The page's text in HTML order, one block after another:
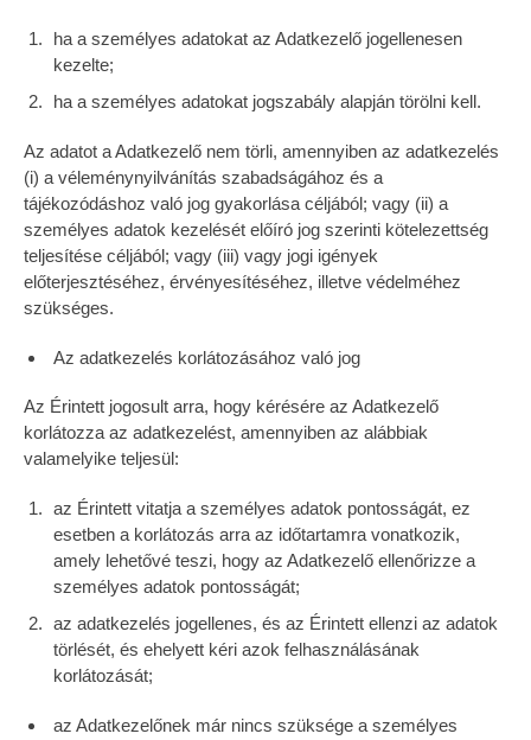
ha a személyes adatokat az Adatkezelő jogellenesen
kezelte;
ha a személyes adatokat jogszabály alapján törölni kell.
Az adatot a Adatkezelő nem törli, amennyiben az adatkezelés
(i) a véleménynyilvánítás szabadságához és a
tájékozódáshoz való jog gyakorlása céljából; vagy (ii) a
személyes adatok kezelését előíró jog szerinti kötelezettség
teljesítése céljából; vagy (iii) vagy jogi igények
előterjesztéséhez, érvényesítéséhez, illetve védelméhez
szükséges.
Az adatkezelés korlátozásához való jog
Az Érintett jogosult arra, hogy kérésére az Adatkezelő
korlátozza az adatkezelést, amennyiben az alábbiak
valamelyike teljesül:
az Érintett vitatja a személyes adatok pontosságát, ez
esetben a korlátozás arra az időtartamra vonatkozik,
amely lehetővé teszi, hogy az Adatkezelő ellenőrizze a
személyes adatok pontosságát;
az adatkezelés jogellenes, és az Érintett ellenzi az adatok
törlését, és ehelyett kéri azok felhasználásának
korlátozását;
az Adatkezelőnek már nincs szüksége a személyes